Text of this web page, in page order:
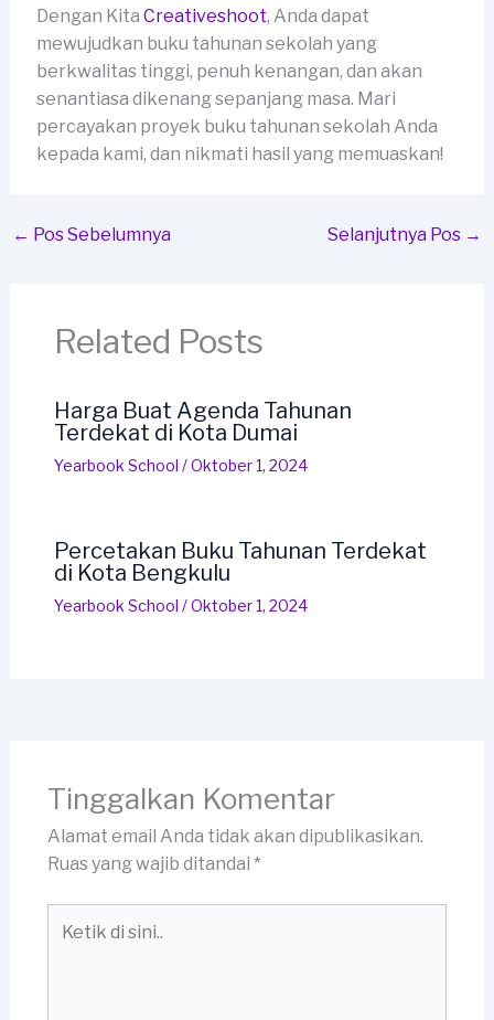
Dengan Kita Creativeshoot, Anda dapat
mewujudkan buku tahunan sekolah yang
berkwalitas tinggi, penuh kenangan, dan akan
senantiasa dikenang sepanjang masa. Mari
percayakan proyek buku tahunan sekolah Anda
kepada kami, dan nikmati hasil yang memuaskan!
← Pos Sebelumnya Selanjutnya Pos →
Related Posts
Harga Buat Agenda Tahunan
Terdekat di Kota Dumai
Yearbook School /Oktober 1, 2024
Percetakan Buku Tahunan Terdekat
di Kota Bengkulu
Yearbook School /Oktober 1, 2024
Tinggalkan Komentar
Alamat email Anda tidak akan dipublikasikan.
Ruas yang wajib ditandai *